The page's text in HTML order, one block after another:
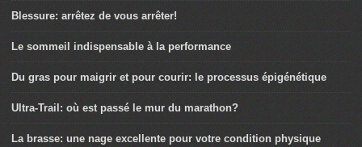
Blessure: arrêtez de vous arrêter!
Le sommeil indispensable à la performance
Du gras pour maigrir et pour courir: le processus épigénétique
Ultra-Trail: où est passé le mur du marathon?
La brasse: une nage excellente pour votre condition physique